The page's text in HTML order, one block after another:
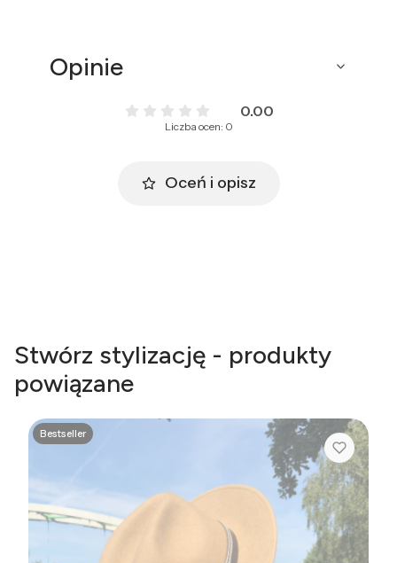
Opinie
0.00
Liczba ocen: 0
Oceń i opisz
Stwórz stylizację - produkty
powiązane
Bestseller